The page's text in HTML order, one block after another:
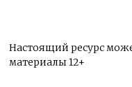
Настоящий ресурс
материалы 12+